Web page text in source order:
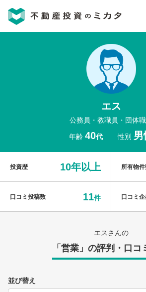
不動産投資のミカタとは
不動産投資会社の評判・口コミ
エス
公務員・教職員・団体
年齢 40代 性別 男
投資歴 10年以上 所有物
口コミ投稿数 11件 口コミ
エスさんの
「営業」の評判・口コ
並び替え